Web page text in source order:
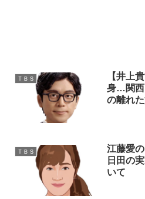
ＴＢＳ
【井上
身…関西
の離れ
ＴＢＳ
江藤愛
日田の
いて